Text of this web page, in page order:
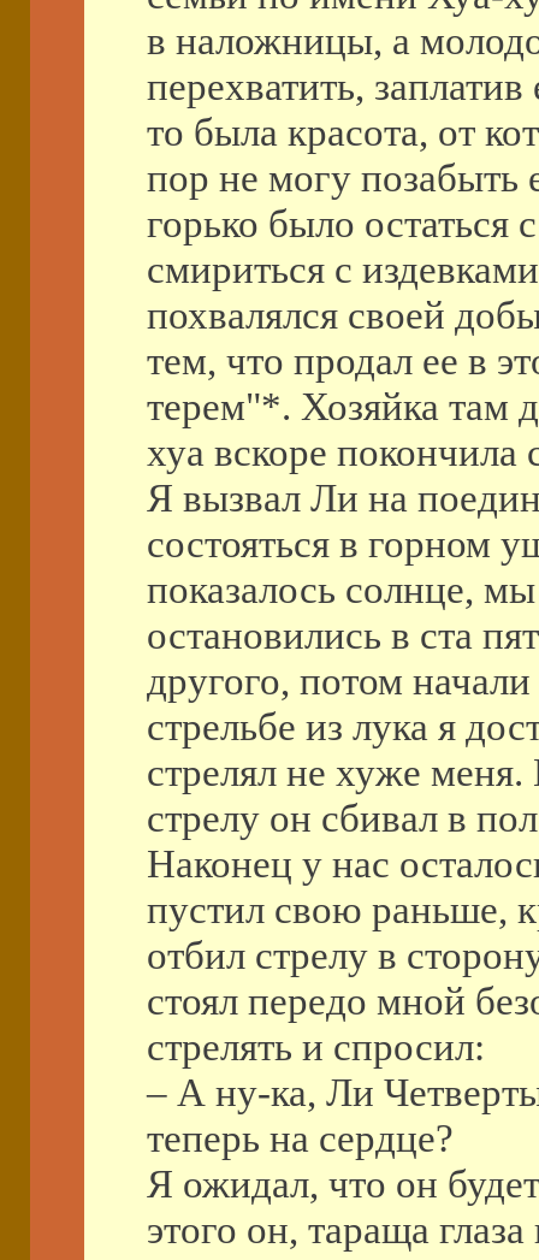
в наложницы, а
перехватить,
то была красота, от
пор не могу позабыть
горько было остаться
смириться с
похвалялся своей
тем, что продал ее в
терем"*. Хозяйка там
хуа вскоре
Я вызвал Ли на
состояться в горном
показалось солнце,
остановились в ста
другого, потом
стрельбе из лука я
стрелял не хуже
стрелу он сбивал в
Наконец у нас
пустил свою раньше,
отбил стрелу в
стоял передо мной
стрелять и спросил:
– А ну-ка, Ли
теперь на сердце?
Я ожидал, что он
этого он, тараща